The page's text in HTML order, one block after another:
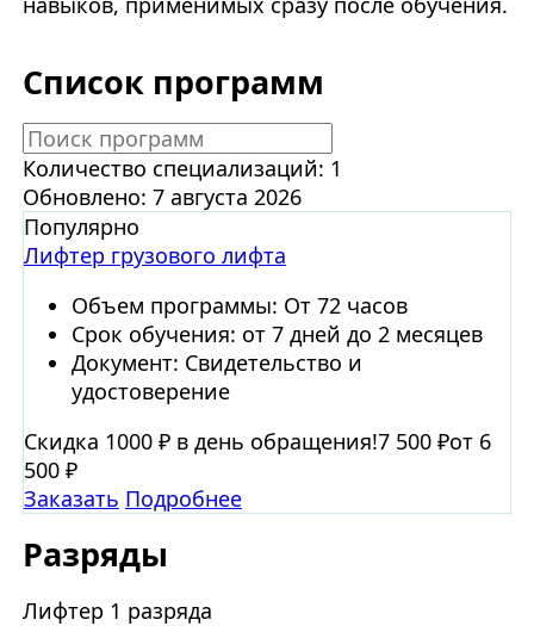
Список программ
Количество специализаций: 1
Обновлено: 7 августа 2026
Популярно
Лифтер грузового лифта
Объем программы: От 72 часов
Срок обучения: от 7 дней до 2 месяцев
Документ: Свидетельство и
удостоверение
Скидка 1000 ₽ в день обращения!7 500 ₽от 6
500 ₽
Заказать Подробнее
Разряды
Лифтер 1 разряда